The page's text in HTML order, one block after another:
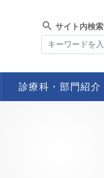
search サイト内検索
診療科・部門紹介